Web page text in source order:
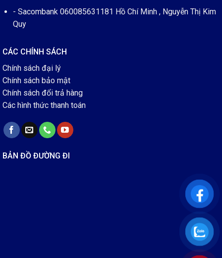
- Sacombank 060085631181 Hồ Chí Minh , Nguyễn Thị Kim
Quy
CÁC CHÍNH SÁCH
Chính sách đại lý
Chính sách bảo mật
Chính sách đổi trả hàng
Các hình thức thanh toán
BẢN ĐỒ ĐƯỜNG ĐI